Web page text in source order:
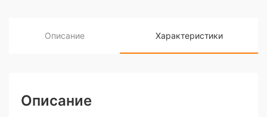
Описание Характеристики
Описание